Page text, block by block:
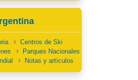
Centros de Ski
Parques Nacionales
Notas y artículos